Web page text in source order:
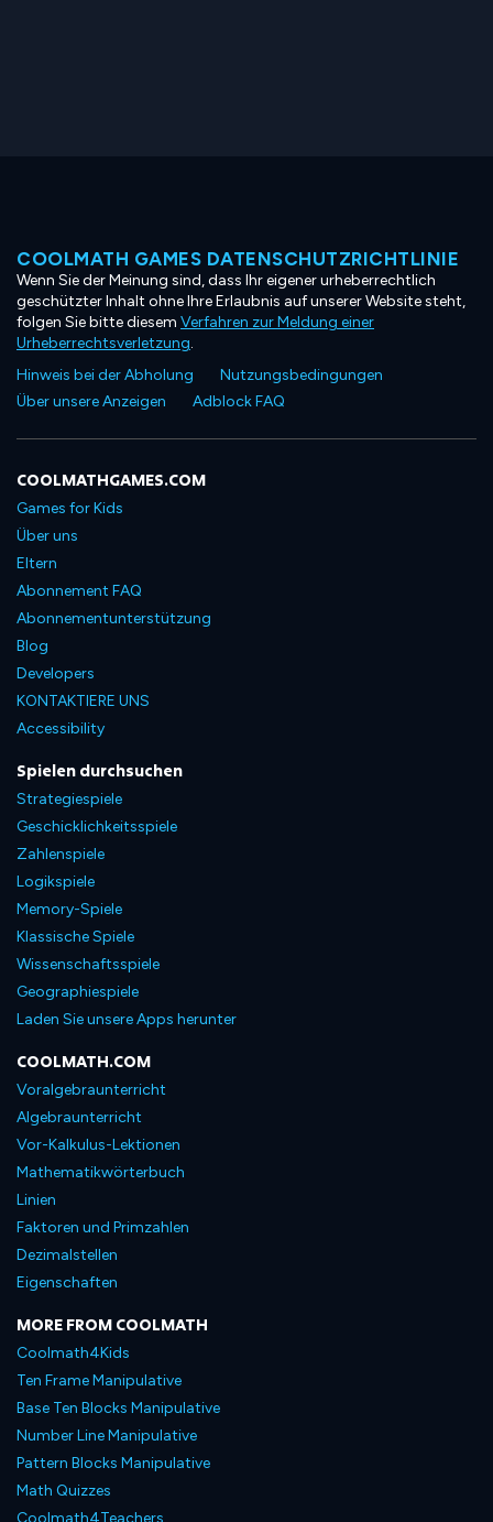
COOLMATH GAMES DATENSCHUTZRICHTLINIE
Wenn Sie der Meinung sind, dass Ihr eigener urheberrechtlich
geschützter Inhalt ohne Ihre Erlaubnis auf unserer Website steht,
folgen Sie bitte diesem Verfahren zur Meldung einer
Urheberrechtsverletzung.
Hinweis bei der Abholung
Nutzungsbedingungen
Über unsere Anzeigen
Adblock FAQ
COOLMATHGAMES.COM
Games for Kids
Über uns
Eltern
Abonnement FAQ
Abonnementunterstützung
Blog
Developers
KONTAKTIERE UNS
Accessibility
Spielen durchsuchen
Strategiespiele
Geschicklichkeitsspiele
Zahlenspiele
Logikspiele
Memory-Spiele
Klassische Spiele
Wissenschaftsspiele
Geographiespiele
Laden Sie unsere Apps herunter
COOLMATH.COM
Voralgebraunterricht
Algebraunterricht
Vor-Kalkulus-Lektionen
Mathematikwörterbuch
Linien
Faktoren und Primzahlen
Dezimalstellen
Eigenschaften
MORE FROM COOLMATH
Coolmath4Kids
Ten Frame Manipulative
Base Ten Blocks Manipulative
Number Line Manipulative
Pattern Blocks Manipulative
Math Quizzes